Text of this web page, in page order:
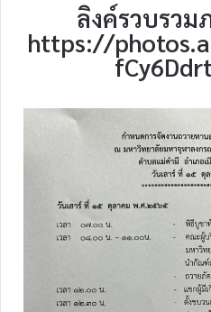
ลิงค์รวบรวม
https://